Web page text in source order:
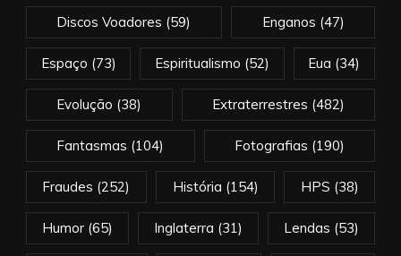
Discos Voadores (59) Enganos (47)
Espaço (73) Espiritualismo (52) Eua (34)
Evolução (38) Extraterrestres (482)
Fantasmas (104) Fotografias (190)
Fraudes (252) História (154) HPS (38)
Humor(65) Inglaterra (31) Lendas (53)